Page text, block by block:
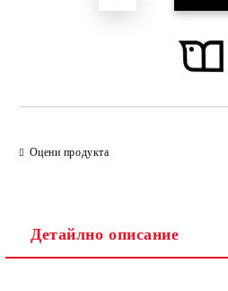
Оцени продукта
Детайлно описание